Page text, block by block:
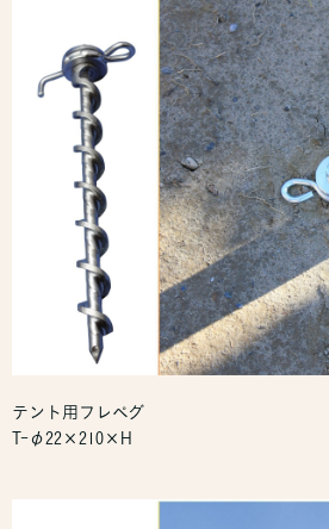
テント用フレペグ
T-φ22×210×H